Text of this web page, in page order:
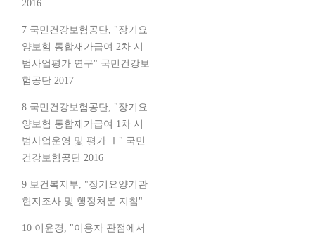
2016
7 국민건강보험공단, "장기요
양보험 통합재가급여 2차 시
범사업평가 연구" 국민건강보
험공단 2017
8 국민건강보험공단, "장기요
양보험 통합재가급여 1차 시
범사업운영 및 평가 Ⅰ" 국민
건강보험공단 2016
9 보건복지부, "장기요양기관
현지조사 및 행정처분 지침"
10 이윤경, "이용자 관점에서